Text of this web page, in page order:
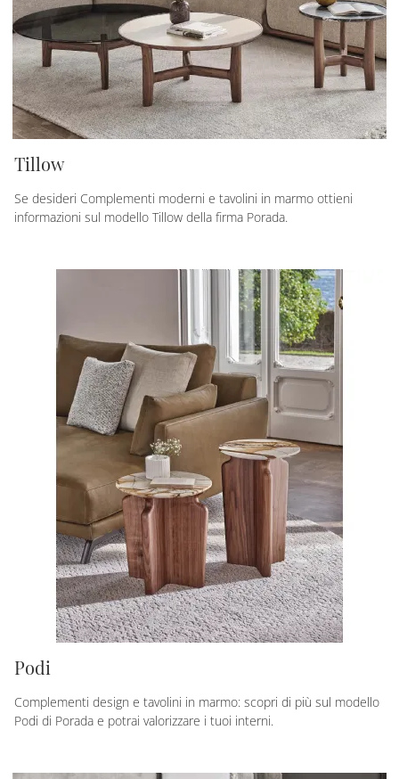
Tillow
Se desideri Complementi moderni e tavolini in marmo ottieni
informazioni sul modello Tillow della firma Porada.
Podi
Complementi design e tavolini in marmo: scopri di più sul modello
Podi di Porada e potrai valorizzare i tuoi interni.